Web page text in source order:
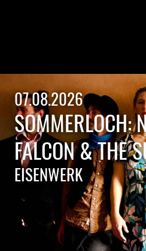
07.08.2026
SOMMERLOCH:
FALCON & THE
EISENWERK